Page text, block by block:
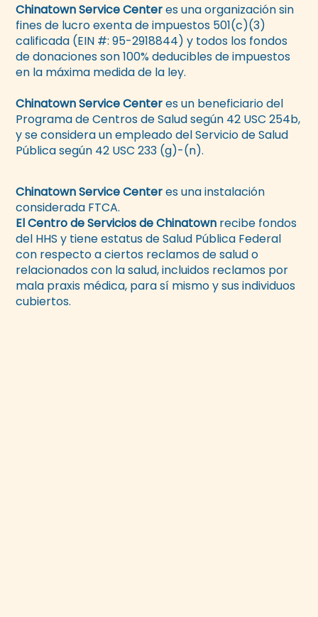
Chinatown Service Centeres una organización sin
fines de lucro exenta de impuestos 501(c)(3)
calificada (EIN #: 95-2918844) y todos los fondos
de donaciones son 100% deducibles de impuestos
en la máxima medida de la ley.
Chinatown Service Centeres un beneficiario del
Programa de Centros de Salud según 42 USC 254b,
y se considera un empleado del Servicio de Salud
Pública según 42 USC 233 (g)-(n).
Chinatown Service Centeres una instalación
considerada FTCA.
El Centro de Servicios de Chinatown recibe fondos
del HHS y tiene estatus de Salud Pública Federal
con respecto a ciertos reclamos de salud o
relacionados con la salud, incluidos reclamos por
mala praxis médica, para sí mismo y sus individuos
cubiertos.